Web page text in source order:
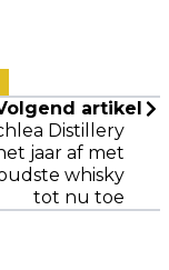
artikel
Distillery
jaar af met
whisky
tot nu toe